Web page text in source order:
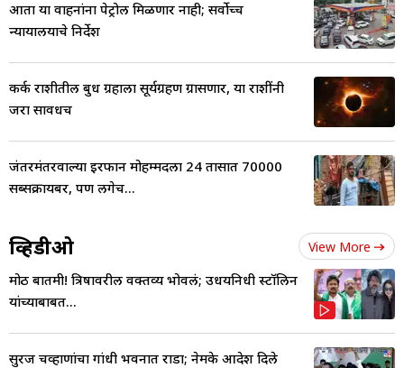
आता या वाहनांना पेट्रोल मिळणार नाही; सर्वोच्च
न्यायालयाचे निर्देश
कर्क राशीतील बुध ग्रहाला सूर्यग्रहण ग्रासणार, या राशींनी
जरा सावधच
जंतरमंतरवाल्या इरफान मोहम्मदला 24 तासात 70000
सब्सक्रायबर, पण लगेच...
व्हिडीओ View More
मोठी बातमी! त्रिषावरील वक्तव्य भोवलं; उधयनिधी स्टॉलिन
यांच्याबाबत...
सुरज चव्हाणांचा गांधी भवनात राडा; नेमके आदेश दिले